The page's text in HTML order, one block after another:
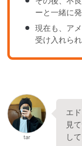
ーと一緒に発
現在も、ア
受け入れら
tar
エ
見
し